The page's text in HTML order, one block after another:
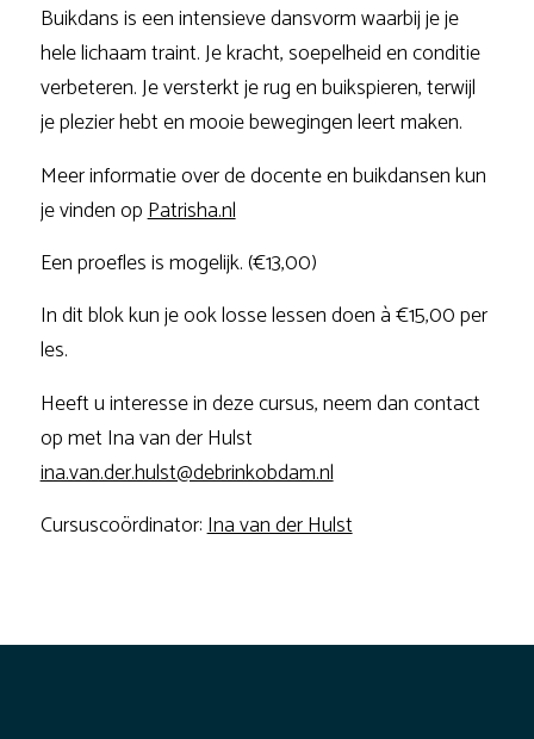
Buikdans is een intensieve dansvorm waarbij je je
hele lichaam traint. Je kracht, soepelheid en conditie
verbeteren. Je versterkt je rug en buikspieren, terwijl
je plezier hebt en mooie bewegingen leert maken.
Meer informatie over de docente en buikdansen kun
je vinden opPatrisha.nl
Een proefles is mogelijk. (€13,00)
In dit blok kun je ook losse lessen doen à €15,00 per
les.
Heeft u interesse in deze cursus, neem dan contact
op met Ina van der Hulst
ina.van.der.hulst@debrinkobdam.nl
Cursuscoördinator:Ina van der Hulst